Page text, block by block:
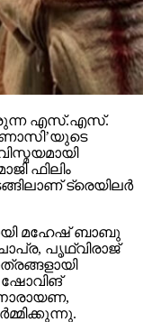
എസ്.എസ്.
ഫിലിം
ട്രെയിലര്‍
മഹേഷ് ബാബു
പൃഥ്വിരാജ്
ഷോവിങ്